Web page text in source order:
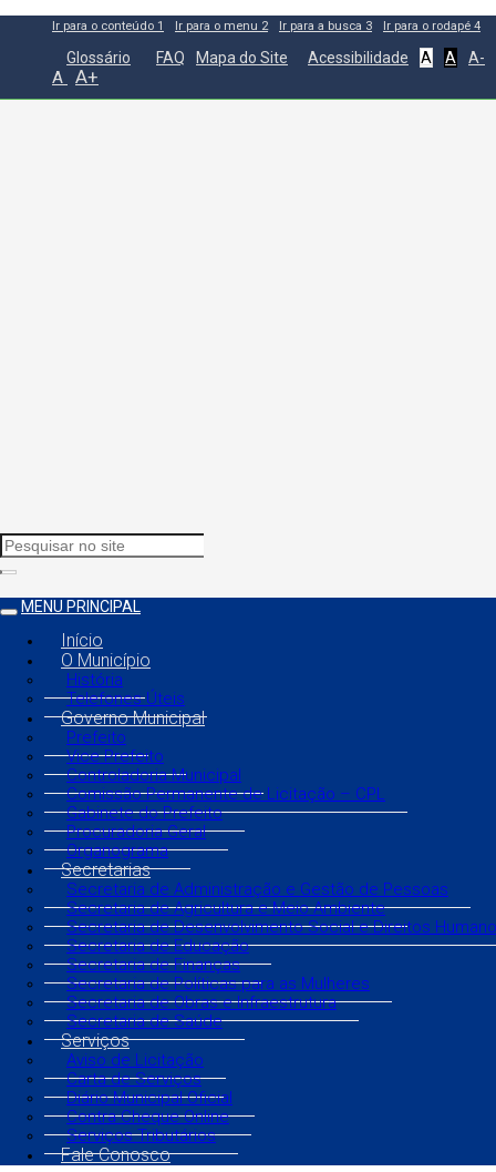
Ir para o conteúdo 1 Ir para o menu 2 Ir para a busca 3 Ir para o rodapé 4
Glossário FAQ Mapa do Site Acessibilidade A A A-
A A+
MENU PRINCIPAL
Início
O Município
História
Telefones Úteis
Governo Municipal
Prefeito
Vice Prefeito
Controladoria Municipal
Comissão Permanente de Licitação – CPL
Gabinete do Prefeito
Procuradoria Geral
Organograma
Secretarias
Secretaria de Administração e Gestão de Pessoas
Secretaria de Agricultura e Meio Ambiente
Secretaria de Desenvolvimento Social e Direitos
Secretaria de Educação
Secretaria de Finanças
Secretaria de Políticas para as Mulheres
Secretaria de Obras e Infraestrutura
Secretaria de Saúde
Serviços
Aviso de Licitação
Carta de Serviços
Diário Municipal Oficial
Contra Cheque Online
Serviços Tributários
Fale Conosco